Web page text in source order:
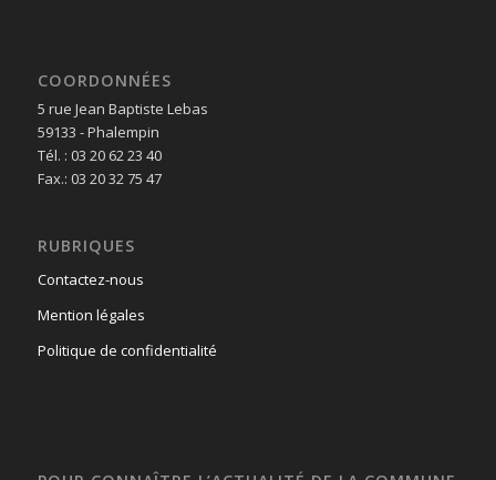
COORDONNÉES
5 rue Jean Baptiste Lebas
59133 - Phalempin
Tél. : 03 20 62 23 40
Fax.: 03 20 32 75 47
RUBRIQUES
Contactez-nous
Mention légales
Politique de confidentialité